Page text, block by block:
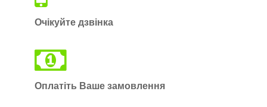
Очікуйте дзвінка
Оплатіть Ваше замовлення